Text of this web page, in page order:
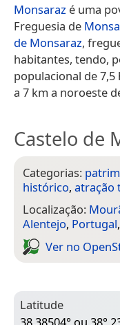
Monsaraz é uma
Freguesia de
de Monsaraz,
habitantes, tendo,
populacional de 7,5
a 7 km a noroeste
Castelo de
Categorias:
histórico, atração
Localização:
Alentejo, Portugal,
Ver no
Latitude
38,38504° ou 38°